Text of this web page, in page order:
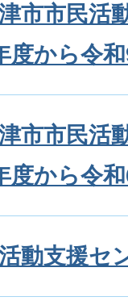
市市民活
度から令
市市民活
度から令
動支援セ